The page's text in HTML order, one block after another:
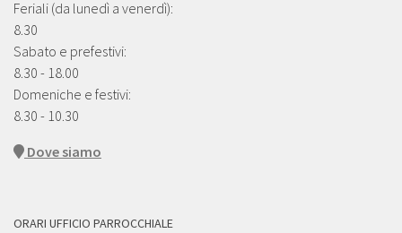
Feriali (da lunedì a venerdì):
8.30
Sabato e prefestivi:
8.30 - 18.00
Domeniche e festivi:
8.30 - 10.30
Dove siamo
ORARI UFFICIO PARROCCHIALE